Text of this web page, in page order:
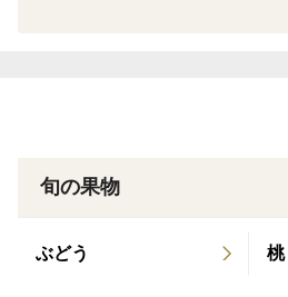
す。
すぐに食べる分は常温、
旬の果物
ぶどう 桃